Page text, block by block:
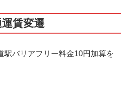
賃変遷
駅バリアフリー料金10円加算を